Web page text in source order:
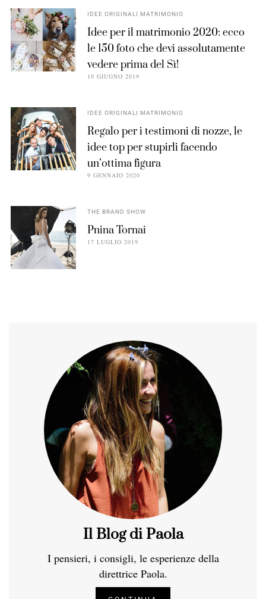
IDEE ORIGINALI MATRIMONIO
Idee per il matrimonio 2020: ecco
le 150 foto che devi assolutamente
vedere prima del Sì!
10 GIUGNO 2019
IDEE ORIGINALI MATRIMONIO
Regalo per i testimoni di nozze, le
idee top per stupirli facendo
un’ottima figura
9 GENNAIO 2020
THE BRAND SHOW
Pnina Tornai
17 LUGLIO 2019
Il Blog di Paola
I pensieri, i consigli, le esperienze della
direttrice Paola.